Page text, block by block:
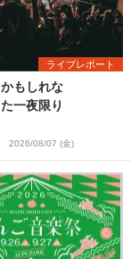
ライブレポート
もしれな
一夜限り
2026/08/07 (金)